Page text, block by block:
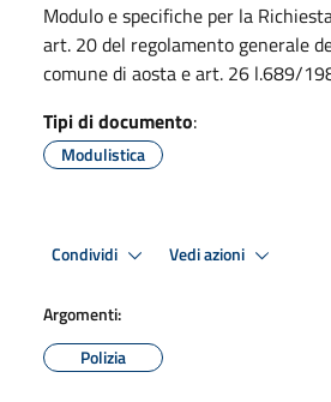
Modulo e specifiche per la
art. 20 del regolamento generale
comune di aosta e art. 26 l.689/
Tipi di documento:
Modulistica
Condividi Vedi azioni
Argomenti:
Polizia